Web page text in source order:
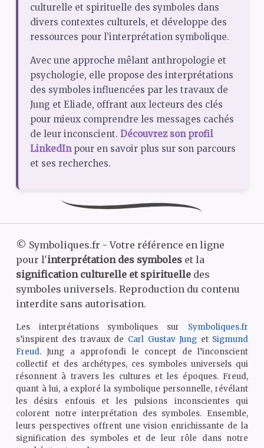
culturelle et spirituelle des symboles dans
divers contextes culturels, et développe des
ressources pour l’interprétation symbolique.
Avec une approche mêlant anthropologie et
psychologie, elle propose des interprétations
des symboles influencées par les travaux de
Jung et Eliade, offrant aux lecteurs des clés
pour mieux comprendre les messages cachés
de leur inconscient. Découvrez son profil
LinkedInpour en savoir plus sur son parcours
et ses recherches.
© Symboliques.fr - Votre référence en ligne
pour l'interprétation des symboleset la
signification culturelle et spirituelledes
symboles universels. Reproduction du contenu
interdite sans autorisation.
Les interprétations symboliques sur Symboliques.fr
s’inspirent des travaux de Carl Gustav Jung et Sigmund
Freud. Jung a approfondi le concept de l’inconscient
collectif et des archétypes, ces symboles universels qui
résonnent à travers les cultures et les époques. Freud,
quant à lui, a exploré la symbolique personnelle, révélant
les désirs enfouis et les pulsions inconscientes qui
colorent notre interprétation des symboles. Ensemble,
leurs perspectives offrent une vision enrichissante de la
signification des symboles et de leur rôle dans notre